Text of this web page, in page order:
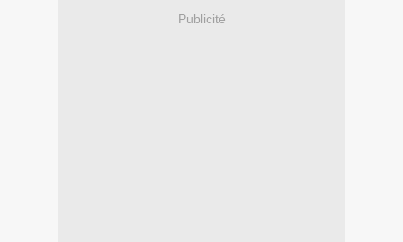
Publicité